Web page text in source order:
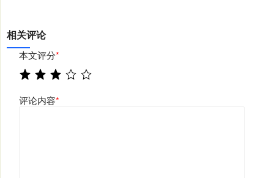
相关评论
本文评分*
评论内容*